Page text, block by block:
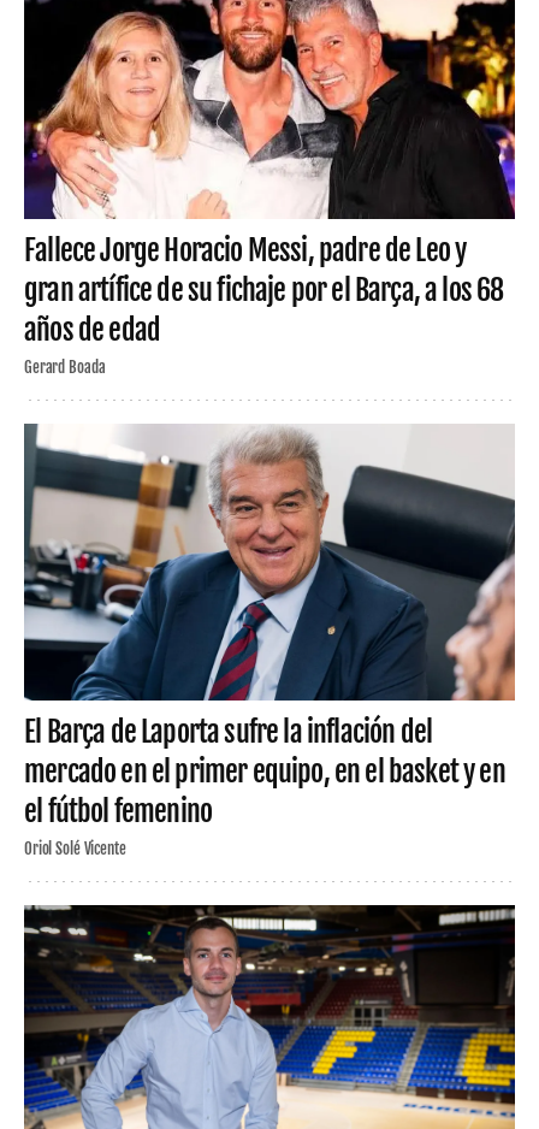
Fallece Jorge Horacio Messi, padre de Leo y
gran artífice de su fichaje por el Barça, a los 68
años de edad
Gerard Boada
El Barça de Laporta sufre la inflación del
mercado en el primer equipo, en el basket y en
el fútbol femenino
Oriol Solé Vicente